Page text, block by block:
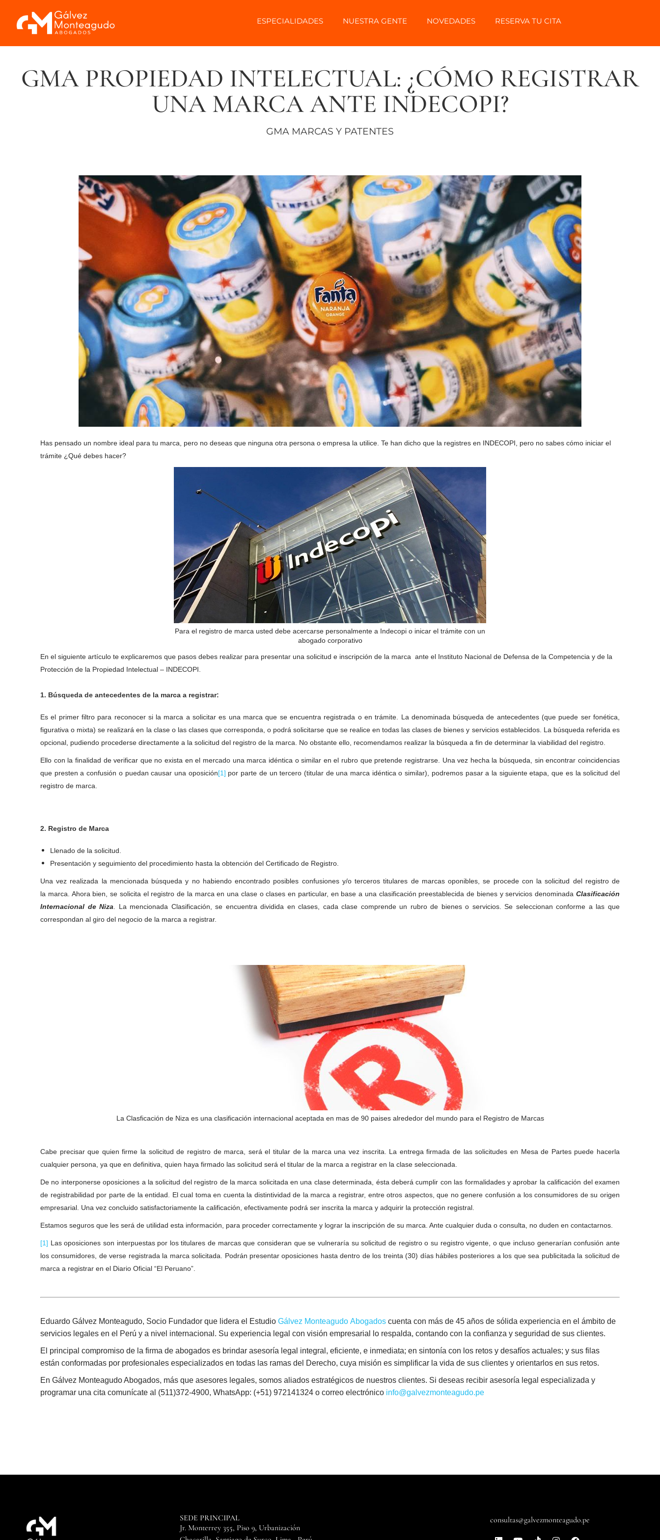
ESPECIALIDADES NUESTRA GENTE NOVEDADES RESERVA TU CITA
GMA PROPIEDAD INTELECTUAL: ¿CÓMO REGISTRAR
UNA MARCA ANTE INDECOPI?
GMA MARCAS Y PATENTES
Has pensado un nombre ideal para tu marca, pero no deseas que ninguna otra persona o empresa la utilice. Te han dicho que la registres en INDECOPI, pero no sabes cómo iniciar el
trámite ¿Qué debes hacer?
Para el registro de marca usted debe acercarse personalmente a Indecopi o inicar el trámite con un
abogado corporativo
En el siguiente artículo te explicaremos que pasos debes realizar para presentar una solicitud e inscripción de la marca ante el Instituto Nacional de Defensa de la Competencia y de la
Protección de la Propiedad Intelectual – INDECOPI.
1. Búsqueda de antecedentes de la marca a registrar:
Es el primer filtro para reconocer si la marca a solicitar es una marca que se encuentra registrada o en trámite. La denominada búsqueda de antecedentes (que puede ser fonética,
figurativa o mixta) se realizará en la clase o las clases que corresponda, o podrá solicitarse que se realice en todas las clases de bienes y servicios establecidos. La búsqueda referida es
opcional, pudiendo procederse directamente a la solicitud del registro de la marca. No obstante ello, recomendamos realizar la búsqueda a fin de determinar la viabilidad del registro.
Ello con la finalidad de verificar que no exista en el mercado una marca idéntica o similar en el rubro que pretende registrarse. Una vez hecha la búsqueda, sin encontrar coincidencias
que presten a confusión o puedan causar una oposición[1] por parte de un tercero (titular de una marca idéntica o similar), podremos pasar a la siguiente etapa, que es la solicitud del
registro de marca.
2. Registro de Marca
Llenado de la solicitud.
Presentación y seguimiento del procedimiento hasta la obtención del Certificado de Registro.
Una vez realizada la mencionada búsqueda y no habiendo encontrado posibles confusiones y/o terceros titulares de marcas oponibles, se procede con la solicitud del registro de
la marca. Ahora bien, se solicita el registro de la marca en una clase o clases en particular, en base a una clasificación preestablecida de bienes y servicios denominada Clasificación
Internacional de Niza. La mencionada Clasificación, se encuentra dividida en clases, cada clase comprende un rubro de bienes o servicios. Se seleccionan conforme a las que
correspondan al giro del negocio de la marca a registrar.
La Clasficación de Niza es una clasificación internacional aceptada en mas de 90 paises alrededor del mundo para el Registro de Marcas
Cabe precisar que quien firme la solicitud de registro de marca, será el titular de la marca una vez inscrita. La entrega firmada de las solicitudes en Mesa de Partes puede hacerla
cualquier persona, ya que en definitiva, quien haya firmado las solicitud será el titular de la marca a registrar en la clase seleccionada.
De no interponerse oposiciones a la solicitud del registro de la marca solicitada en una clase determinada, ésta deberá cumplir con las formalidades y aprobar la calificación del examen
de registrabilidad por parte de la entidad. El cual toma en cuenta la distintividad de la marca a registrar, entre otros aspectos, que no genere confusión a los consumidores de su origen
empresarial. Una vez concluido satisfactoriamente la calificación, efectivamente podrá ser inscrita la marca y adquirir la protección registral.
Estamos seguros que les será de utilidad esta información, para proceder correctamente y lograr la inscripción de su marca. Ante cualquier duda o consulta, no duden en contactarnos.
[1] Las oposiciones son interpuestas por los titulares de marcas que consideran que se vulneraría su solicitud de registro o su registro vigente, o que incluso generarían confusión ante
los consumidores, de verse registrada la marca solicitada. Podrán presentar oposiciones hasta dentro de los treinta (30) días hábiles posteriores a los que sea publicitada la solicitud de
marca a registrar en el Diario Oficial “El Peruano”.
Eduardo Gálvez Monteagudo, Socio Fundador que lidera el Estudio Gálvez Monteagudo Abogados cuenta con más de 45 años de sólida experiencia en el ámbito de
servicios legales en el Perú y a nivel internacional. Su experiencia legal con visión empresarial lo respalda, contando con la confianza y seguridad de sus clientes.
El principal compromiso de la firma de abogados es brindar asesoría legal integral, eficiente, e inmediata; en sintonía con los retos y desafíos actuales; y sus filas
están conformadas por profesionales especializados en todas las ramas del Derecho, cuya misión es simplificar la vida de sus clientes y orientarlos en sus retos.
En Gálvez Monteagudo Abogados, más que asesores legales, somos aliados estratégicos de nuestros clientes. Si deseas recibir asesoría legal especializada y
programar una cita comunícate al (511)372-4900, WhatsApp: (+51) 972141324 o correo electrónico info@galvezmonteagudo.pe
SEDE PRINCIPAL
Jr. Monterrey 355, Piso 9, Urbanización
consultas@galvezmonteagudo.pe